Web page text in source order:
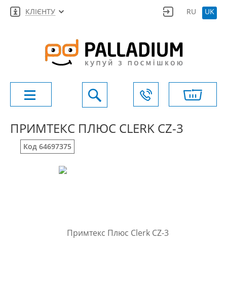
КЛІЄНТУ RU UK
ПРИМТЕКС ПЛЮС CLERK CZ-3
Код 64697375